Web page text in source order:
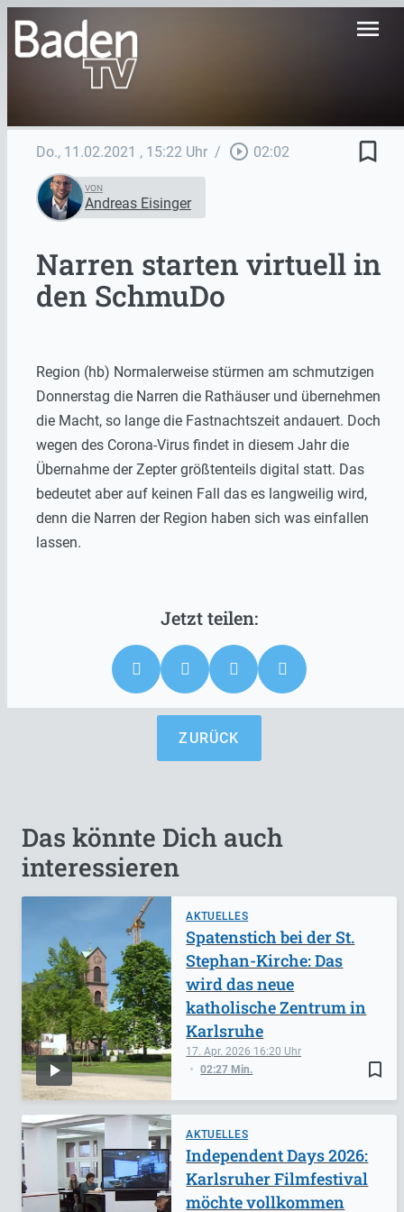
menu
Do., 11.02.2021 , 15:22 Uhr / play_circle_outline 02:02 bookmark_border
VON
Andreas Eisinger
Narren starten virtuell in
den SchmuDo
Region (hb) Normalerweise stürmen am schmutzigen
Donnerstag die Narren die Rathäuser und übernehmen
die Macht, so lange die Fastnachtszeit andauert. Doch
wegen des Corona-Virus findet in diesem Jahr die
Übernahme der Zepter größtenteils digital statt. Das
bedeutet aber auf keinen Fall das es langweilig wird,
denn die Narren der Region haben sich was einfallen
lassen.
ZURÜCK
Das könnte Dich auch
interessieren
AKTUELLES
bookmark_border
17. Apr. 2026 16:20
02:27 Min.
Spatenstich bei der St.
Stephan-Kirche: Das
wird das neue
katholische Zentrum in
Karlsruhe
AKTUELLES
Independent Days 2026:
Karlsruher Filmfestival
möchte vollkommen